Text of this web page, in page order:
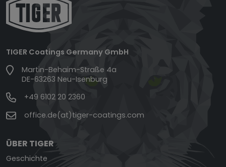
TIGER Coatings Germany GmbH
Martin-Behaim-Straße 4a
DE-63263 Neu-Isenburg
+49 6102 20 2360
office.de(at)tiger-coatings.com
ÜBER TIGER
Geschichte